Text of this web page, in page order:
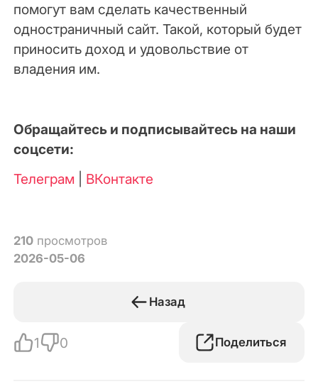
помогут вам сделать качественный
одностраничный сайт. Такой, который будет
приносить доход и удовольствие от
владения им.
Обращайтесь и подписывайтесь на наши
соцсети:
Телеграм
ВКонтакте
210 просмотров
2026-05-06
Назад
1 0 Поделиться